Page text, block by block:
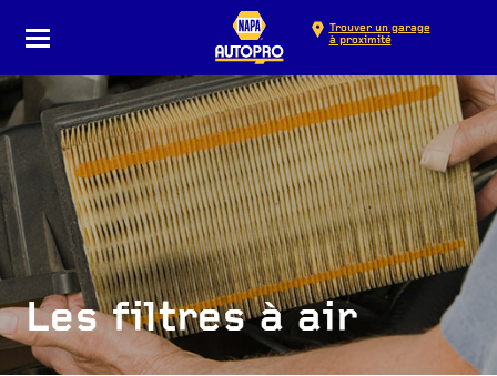
Trouver un garage
à proximité
Les filtres à air